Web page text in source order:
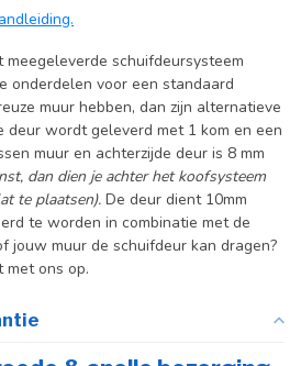
schuifdeursysteem
onderdelen voor een standaard
muur hebben, dan zijn alternatieve
deur wordt geleverd met 1 kom en een
muur en achterzijde deur is 8 mm
dan dien je achter het koofsysteem
te plaatsen). De deur dient 10mm
te worden in combinatie met de
jouw muur de schuifdeur kan dragen?
met ons op.